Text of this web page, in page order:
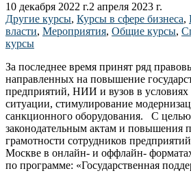
10 декабря 2022 г.2 апреля 2023 г.
Другие курсы, Курсы в сфере бизнеса,
власти, Мероприятия, Общие курсы,
курсы
За последнее время принят ряд
направленных на повышение
предприятий, НИИ и вузов в условиях
ситуации, стимулирование
санкционного оборудования. С
законодательным актам и повышения
грамотности сотрудников
Москве в онлайн- и оффлайн-
по программе: «Государственная